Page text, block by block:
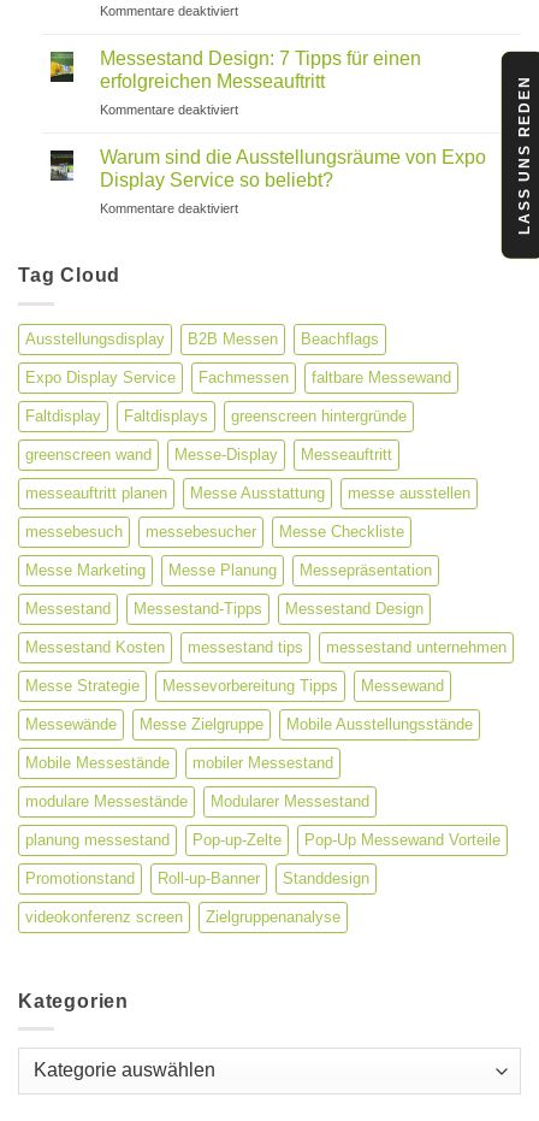
Bedeutung
Unternehmen
Kommentare deaktiviertfür
Lösungen
für
maximale
Markensichtbarkeit
Messestand Design: 7 Tipps für einen
erfolgreichen Messeauftritt
Kommentare deaktiviertfür
Design:
Tipps
für
Warum sind die Ausstellungsräume von Expo
Display Service so beliebt?
Kommentare deaktiviertfür
so
beliebt?
Tag Cloud
Ausstellungsdisplay B2B Messen Beachflags
Expo Display Service Fachmessen faltbare Messewand
Faltdisplay Faltdisplays greenscreen hintergründe
greenscreen wand Messe-Display Messeauftritt
messeauftritt planen Messe Ausstattung messe ausstellen
messebesuch messebesucher Messe Checkliste
Messe Marketing Messe Planung Messepräsentation
Messestand Messestand-Tipps Messestand Design
Messestand Kosten messestand tips messestand unternehmen
Messe Strategie Messevorbereitung Tipps Messewand
Messewände Messe Zielgruppe Mobile Ausstellungsstände
Mobile Messestände mobiler Messestand
modulare Messestände Modularer Messestand
planung messestand Pop-up-Zelte Pop-Up Messewand Vorteile
Promotionstand Roll-up-Banner Standdesign
videokonferenz screen Zielgruppenanalyse
Kategorien
Kategorien
LASS UNS REDEN